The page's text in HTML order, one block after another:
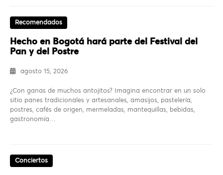
Recomendados
Hecho en Bogotá hará parte del Festival del
Pan y del Postre
agosto 15, 2026
¿Con ganas de muchos antojitos? Imagina encontrar en un solo
sitio panes tradicionales y artesanales, amasijos, pastelería,
postres, cafés de origen, mermeladas, mantequillas, bebidas,
gastronomía…
Conciertos